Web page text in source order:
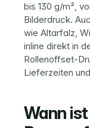
bis 130 g/m²,
Bilderdruck.
wie Altarfalz,
inline direkt in
Rollenoffset-
Lieferzeiten
Wann